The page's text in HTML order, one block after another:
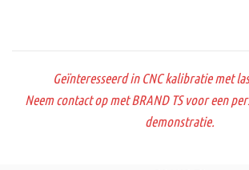
Geïnteresseerd in CNC kalibratie met
Neem contact op met BRAND TS voor een
demonstratie.